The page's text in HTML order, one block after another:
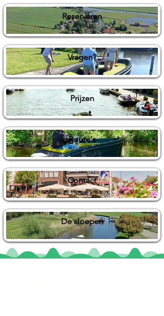
Reserveren
Vragen?
Prijzen
Route's
Contact
De sloepen